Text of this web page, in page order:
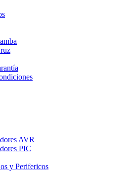
AVR
PIC
y Perifericos